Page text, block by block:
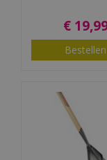
€ 19,
Bestellen